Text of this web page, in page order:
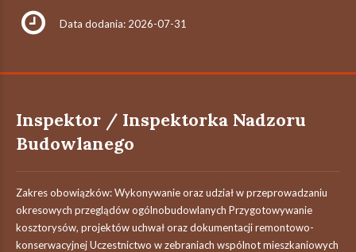
Data dodania: 2026-07-31
Inspektor / Inspektorka Nadzoru
Budowlanego
Zakres obowiązków: Wykonywanie oraz udział w przeprowadzaniu
okresowych przeglądów ogólnobudowlanych Przygotowywanie
kosztorysów, projektów uchwał oraz dokumentacji remontowo-
konserwacyjnej Uczestnictwo w zebraniach wspólnot mieszkaniowych